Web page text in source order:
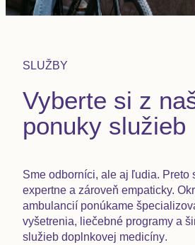
SLUŽBY
Vyberte si z
ponuky služieb
Sme odborníci, ale aj ľudia. Preto
expertne a zároveň empaticky.
ambulancií ponúkame
vyšetrenia, liečebné programy a
služieb doplnkovej medicíny.